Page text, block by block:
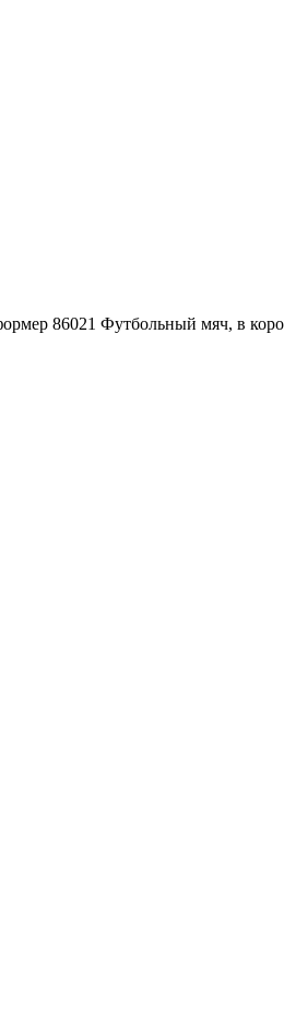
86021 Футбольный мяч, в